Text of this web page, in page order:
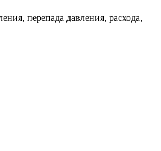
перепада давления, расхода,